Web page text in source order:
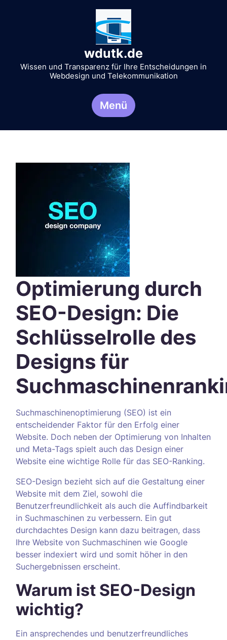
wdutk.de
Wissen und Transparenz für Ihre Entscheidungen in
Webdesign und Telekommunikation
Menü
Optimierung durch
SEO-Design: Die
Schlüsselrolle des
Designs für
Suchmaschinenoptimierung (SEO) ist ein
entscheidender Faktor für den Erfolg einer
Website. Doch neben der Optimierung von Inhalten
und Meta-Tags spielt auch das Design einer
Website eine wichtige Rolle für das SEO-Ranking.
SEO-Design bezieht sich auf die Gestaltung einer
Website mit dem Ziel, sowohl die
Benutzerfreundlichkeit als auch die Auffindbarkeit
in Suchmaschinen zu verbessern. Ein gut
durchdachtes Design kann dazu beitragen, dass
Ihre Website von Suchmaschinen wie Google
besser indexiert wird und somit höher in den
Suchergebnissen erscheint.
Warum ist SEO-Design
wichtig?
Ein ansprechendes und benutzerfreundliches